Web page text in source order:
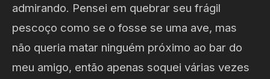
admirando. Pensei em quebrar seu frágil
pescoço como se o fosse se uma ave, mas
não queria matar ninguém próximo ao bar do
meu amigo, então apenas soquei várias vezes